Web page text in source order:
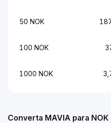
Converta MAVIA para NOK
50 NOK
100 NOK
1000 NOK